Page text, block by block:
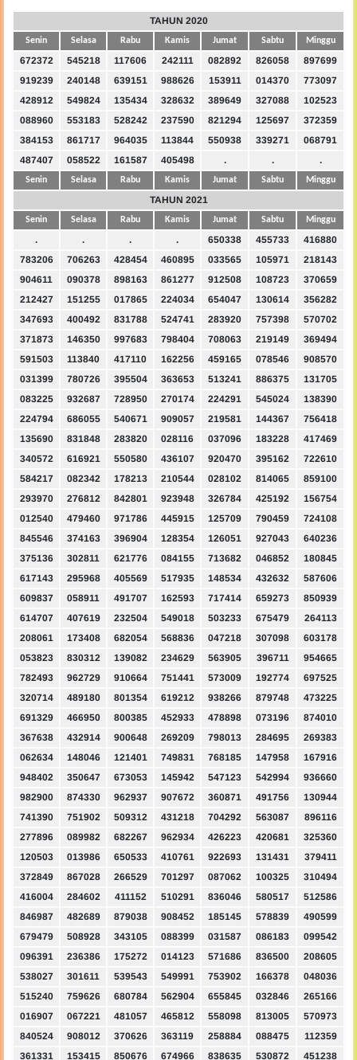
TAHUN 2020
Senin Selasa Rabu Kamis Jumat Sabtu Minggu
672372 545218 117606 242111 082892 826058
897699
919239
240148 639151 988626 153911 014370
773097
428912
549824 135434 328632 389649 327088
102523
088960
553183 528242 237590 821294 125697
372359
384153
861717 964035 113844 550938 339271
068791
487407
058522 161587 405498 . . .
Senin Selasa Rabu Kamis Jumat Sabtu Minggu
TAHUN 2021
Senin Selasa Rabu Kamis Jumat Sabtu Minggu
. . . . 650338 455733
416880
783206
706263 428454 460895 033565 105971
218143
904611
090378 898163 861277 912508 108723
370659
212427
151255 017865 224034 654047 130614
356282
347693
400492 831788 524741 283920 757398
570702
371873
146350 997683 798404 708063 219149
369494
591503
113840 417110 162256 459165 078546
908570
031399
780726 395504 363653 513241 886375
131705
083225
932687 728950 270174 224291 545024
138390
224794
686055 540671 909057 219581 144367
756418
135690
831848 283820 028116 037096 183228
417469
340572
616921 550580 436107 920470 395162
722610
584217
082342 178213 210544 028102 814065
859100
293970
276812 842801 923948 326784 425192
156754
012540
479460 971786 445915 125709 790459
724108
845546
374163 396904 128354 126051 927043
640236
375136
302811 621776 084155 713682 046852
180845
617143
295968 405569 517935 148534 432632
587606
609837
058911 491707 162593 717414 659273
850939
614707
407619 232504 549018 503233 675479
264113
208061
173408 682054 568836 047218 307098
603178
053823
830312 139082 234629 563905 396711
954665
782493
962729 910664 751441 573009 192774
697525
320714
489180 801354 619212 938266 879748
473225
691329
466950 800385 452933 478898 073196
874010
367638
432914 900648 269209 798013 284695
269383
062634
148046 121401 749831 768185 147958
167916
948402
350647 673053 145942 547123 542994
936660
982900
874330 962937 907672 360871 491756
130944
741390
751902 509312 431218 704292 563087
896116
277896
089982 682267 962934 426223 420681
325360
120503
013986 650533 410761 922693 131431
379411
372849
867028 266529 701297 087062 100325
310494
416004
284602 411152 510291 836046 580517
512586
846987
482689 879038 908452 185145 578839
490599
679479
508928 343105 088399 031587 086183
099542
096391
236386 175272 014123 571686 836500
208605
538027
301611 539543 549991 753902 166378
048036
515240
759626 680784 562904 655845 032846
265166
016907
067221 481057 465812 558098 813005
570973
840524
908012 370626 363119 258884 088475
112359
361331
153415 850676 674966 838635 530872 451238